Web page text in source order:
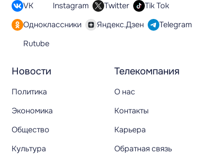
Новости
Политика
Экономика
Общество
Культура
Телекомпания
О нас
Контакты
Карьера
Обратная связь
VK Instagram Twitter
Tik Tok
Одноклассники
Яндекс.Дзен
Telegram
Rutube